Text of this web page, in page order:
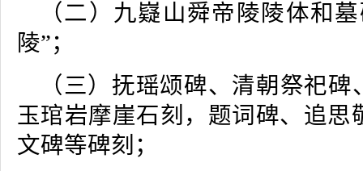
（二）九嶷山舜帝陵陵体和
陵”；
（三）抚瑶颂碑、清朝祭祀碑
玉琯岩摩崖石刻，题词碑、追思
文碑等碑刻；